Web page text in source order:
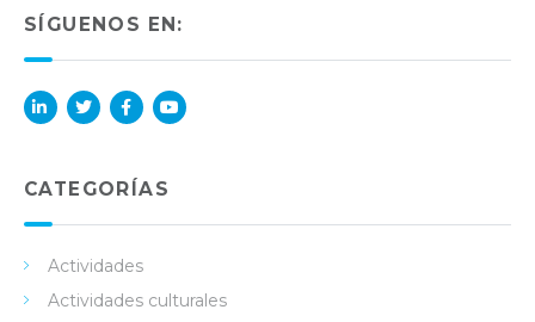
SÍGUENOS EN:
in
ok
e
CATEGORÍAS
Actividades
Actividades culturales